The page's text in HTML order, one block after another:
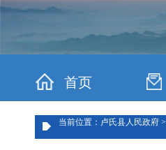
首页
当前位置：卢氏县人民政府 >